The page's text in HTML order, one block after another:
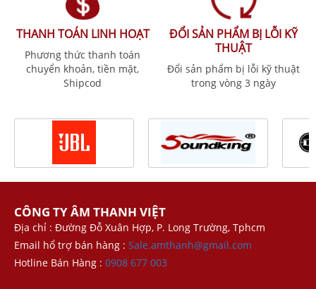
THANH TOÁN LINH HOẠT
Phương thức thanh toán
chuyển khoản, tiền mặt,
Shipcod
ĐỔI SẢN PHẨM BỊ LỖI KỸ
THUẬT
Đổi sản phẩm bị lỗi kỹ thuật
trong vòng 3 ngày
CÔNG TY ÂM THANH VIỆT
Địa chỉ : Đường Đỗ Xuân Hợp, P. Long Trường, Tphcm
Email hổ trợ bán hàng : Sale.amthanh@gmail.com
Hotline Bán Hàng : 0908 677 003